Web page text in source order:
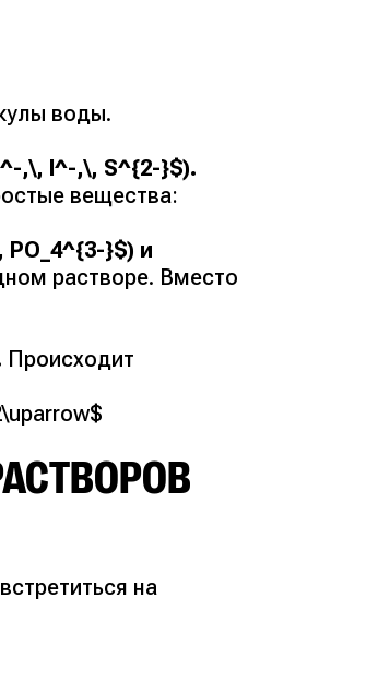
воды.
,\, I^-,\, S^{2-}$).
вещества:
}$) и
растворе. Вместо
Происходит
на